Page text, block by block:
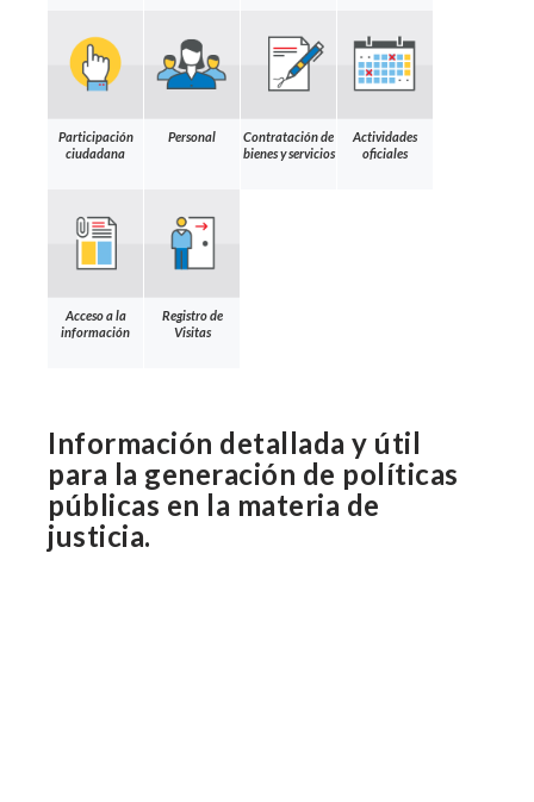
Participación
ciudadana
Personal
Contratación de
bienes y servicios
Actividades
oficiales
Acceso a la
información
Registro de
Visitas
Información detallada y útil
para la generación de políticas
públicas en la materia de
justicia.